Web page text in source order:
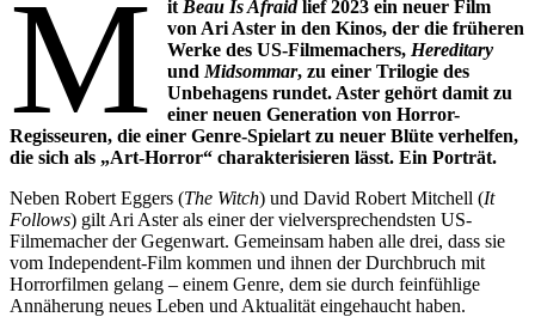
M it Beau Is Afraidlief 2023 ein neuer Film
von Ari Aster in den Kinos, der die früheren
Werke des US-Filmemachers, Hereditary
und Midsommar, zu einer Trilogie des
Unbehagens rundet. Aster gehört damit zu
einer neuen Generation von Horror-
Regisseuren, die einer Genre-Spielart zu neuer Blüte verhelfen,
die sich als „Art-Horror“ charakterisieren lässt. Ein Porträt.
Neben Robert Eggers (The Witch) und David Robert Mitchell (It
Follows) gilt Ari Aster als einer der vielversprechendsten US-
Filmemacher der Gegenwart. Gemeinsam haben alle drei, dass sie
vom Independent-Film kommen und ihnen der Durchbruch mit
Horrorfilmen gelang – einem Genre, dem sie durch feinfühlige
Annäherung neues Leben und Aktualität eingehaucht haben.